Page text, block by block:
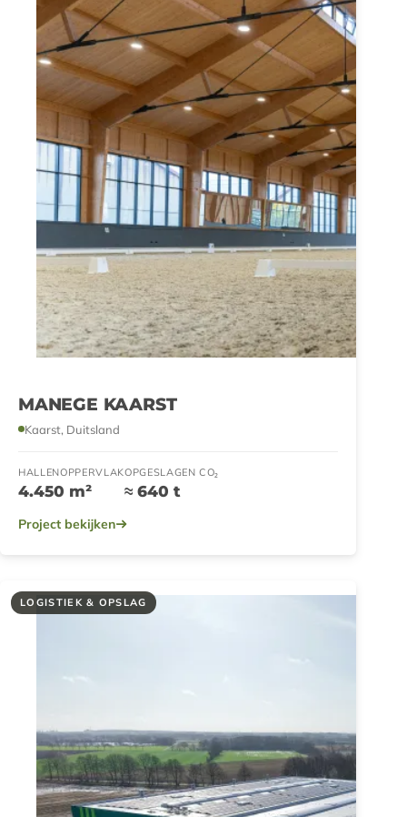
MANEGE KAARST
Kaarst, Duitsland
HALLENOPPERVLAK
4.450 m²
OPGESLAGEN CO₂
≈ 640 t
Project bekijken
LOGISTIEK & OPSLAG